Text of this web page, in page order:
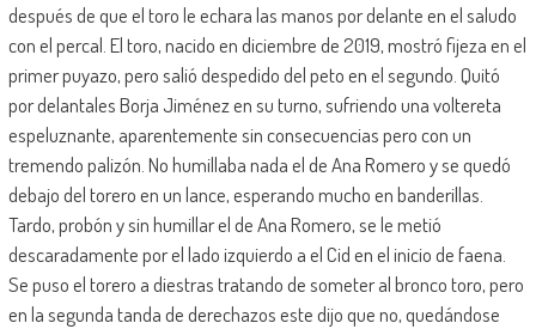
después de que el toro le echara las manos por delante en el saludo
con el percal. El toro, nacido en diciembre de 2019, mostró fijeza en el
primer puyazo, pero salió despedido del peto en el segundo. Quitó
por delantales Borja Jiménez en su turno, sufriendo una voltereta
espeluznante, aparentemente sin consecuencias pero con un
tremendo palizón. No humillaba nada el de Ana Romero y se quedó
debajo del torero en un lance, esperando mucho en banderillas.
Tardo, probón y sin humillar el de Ana Romero, se le metió
descaradamente por el lado izquierdo a el Cid en el inicio de faena.
Se puso el torero a diestras tratando de someter al bronco toro, pero
en la segunda tanda de derechazos este dijo que no, quedándose